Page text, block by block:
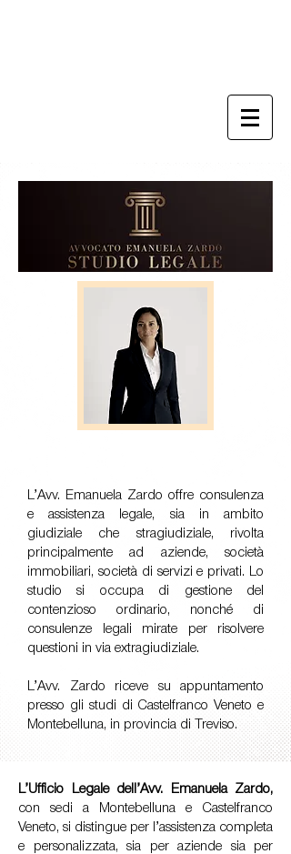
L’Avv. Emanuela Zardo offre consulenza
e assistenza legale, sia in ambito
giudiziale che stragiudiziale, rivolta
principalmente ad aziende, società
immobiliari, società di servizi e privati. Lo
studio si occupa di gestione del
contenzioso ordinario, nonché di
consulenze legali mirate per risolvere
questioni in via extragiudiziale.
L’Avv. Zardo riceve su appuntamento
presso gli studi di Castelfranco Veneto e
Montebelluna, in provincia di Treviso.
L’Ufficio Legale dell’Avv. Emanuela Zardo,
con sedi a Montebelluna e Castelfranco
Veneto, si distingue per l’assistenza completa
e personalizzata, sia per aziende sia per